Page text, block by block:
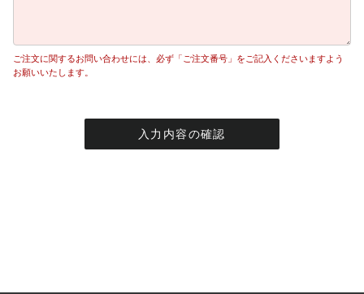
ご注文に関するお問い合わせには、必ず「ご注文番号」をご記入くださいますよう
お願いいたします。
入力内容の確認